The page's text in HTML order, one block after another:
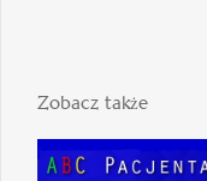
Zobacz także